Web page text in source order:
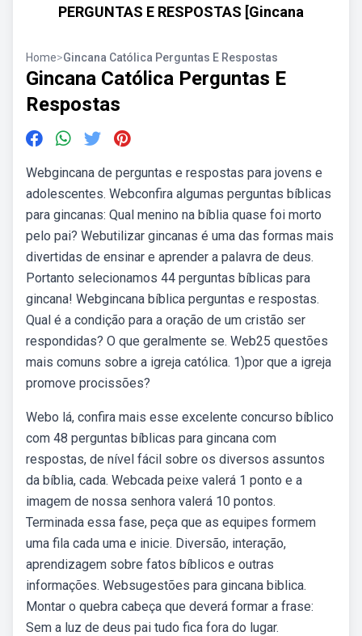
PERGUNTAS E RESPOSTAS [Gincana
Home>Gincana Católica Perguntas E Respostas
Gincana Católica Perguntas E
Respostas
Webgincana de perguntas e respostas para jovens e
adolescentes. Webconfira algumas perguntas bíblicas
para gincanas: Qual menino na bíblia quase foi morto
pelo pai? Webutilizar gincanas é uma das formas mais
divertidas de ensinar e aprender a palavra de deus.
Portanto selecionamos 44 perguntas bíblicas para
gincana! Webgincana bíblica perguntas e respostas.
Qual é a condição para a oração de um cristão ser
respondidas? O que geralmente se. Web25 questões
mais comuns sobre a igreja católica. 1)por que a igreja
promove procissões?
Webo lá, confira mais esse excelente concurso bíblico
com 48 perguntas bíblicas para gincana com
respostas, de nível fácil sobre os diversos assuntos
da bíblia, cada. Webcada peixe valerá 1 ponto e a
imagem de nossa senhora valerá 10 pontos.
Terminada essa fase, peça que as equipes formem
uma fila cada uma e inicie. Diversão, interação,
aprendizagem sobre fatos bíblicos e outras
informações. Websugestões para gincana biblica.
Montar o quebra cabeça que deverá formar a frase:
Sem a luz de deus pai tudo fica fora do lugar.